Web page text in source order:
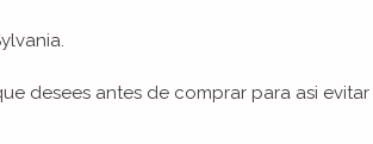
desees antes de comprar para asi evitar